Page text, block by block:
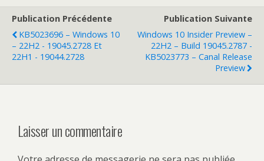
Publication Précédente
KB5023696 – Windows 10
– 22H2 - 19045.2728 Et
22H1 - 19044.2728
Publication Suivante
Windows 10 Insider Preview –
22H2 – Build 19045.2787 -
KB5023773 – Canal Release
Preview
Laisser un commentaire